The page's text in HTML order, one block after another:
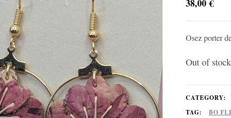
38,00€
Osez porter
Out of stock
CATEGORY:
TAG:
BO